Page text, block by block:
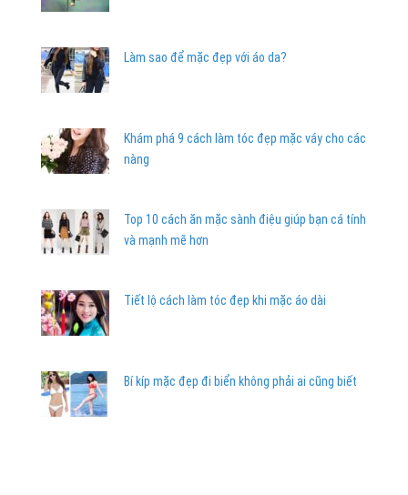
Làm sao để mặc đẹp với áo da?
Khám phá 9 cách làm tóc đẹp mặc váy cho các
nàng
Top 10 cách ăn mặc sành điệu giúp bạn cá tính
và mạnh mẽ hơn
Tiết lộ cách làm tóc đẹp khi mặc áo dài
Bí kíp mặc đẹp đi biển không phải ai cũng biết